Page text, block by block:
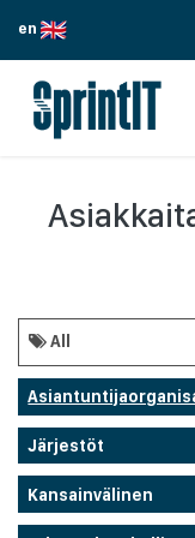
en
All
Järjestöt
Kansainvälinen